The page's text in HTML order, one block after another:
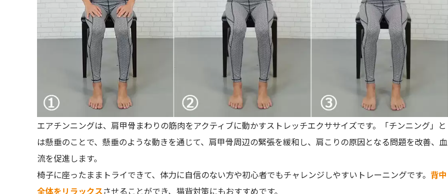
エアチンニングは、肩甲骨まわりの筋肉をアクティブに動かすストレッチエクササイズです。「チンニング」と
は懸垂のことで、懸垂のような動きを通じて、肩甲骨周辺の緊張を緩和し、肩こりの原因となる問題を改善、血
流を促進します。
椅子に座ったままトライできて、体力に自信のない方や初心者でもチャレンジしやすいトレーニングです。 背中
全体をリラックスさせることができ、猫背対策にもおすすめです。